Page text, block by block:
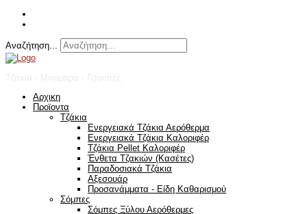
Αναζήτηση...
Αρχικη
Προϊοντα
Τζάκια
Ενεργειακά Τζάκια Αερόθερμα
Ενεργειακά Τζάκια Καλοριφέρ
Τζάκια Pellet Καλοριφέρ
Ένθετα Τζακιών (Κασέτες)
Παραδοσιακά Τζάκια
Αξεσουάρ
Προσανάμματα - Είδη Καθαρισμού
Σόμπες
Σόμπες Ξύλου Αερόθερμες